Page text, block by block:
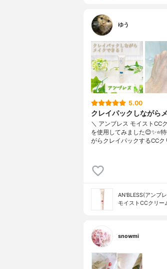
ゆう
5.00
クレイパックしながら
＼ アンブレス モイストCC
を使用してみました😊✨⭐️
がらクレイパックするCC
AN'BLESS(アンブ
モイストCCクリー
snowmi